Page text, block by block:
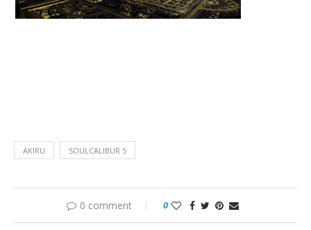
AKIRU SOULCALIBUR 5
0 comment 0